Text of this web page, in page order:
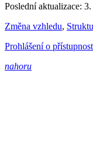
Poslední aktualizace:
Změna vzhledu,
Prohlášení o
nahoru